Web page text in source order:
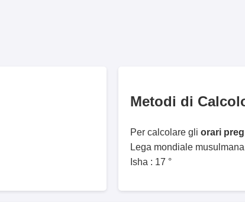
Metodi di
Per calcolare gli orari
Lega mondiale
Isha : 17 °